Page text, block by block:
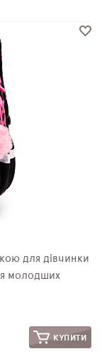
для дівчинки
молодших
КУПИТИ